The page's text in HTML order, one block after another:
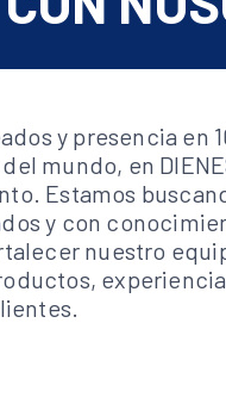
y presencia en
mundo, en
Estamos
y con
nuestro